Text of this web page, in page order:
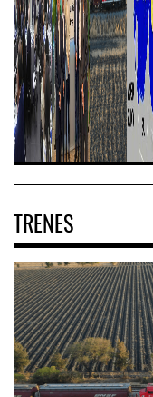
TRENES